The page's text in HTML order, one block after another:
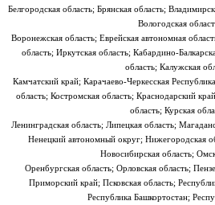
Белгородская область; Брянская область;
Вологодская
Воронежская область; Еврейская автономная
область; Иркутская область; Кабардино-
область; Калужская
Камчатский край; Карачаево-Черкесская
область; Костромская область; Краснодарский
область; Курская
Ленинградская область; Липецкая область;
Ненецкий автономный округ; Нижегородская
Новосибирская область;
Оренбургская область; Орловская область;
Приморский край; Псковская область;
Республика Башкортостан;